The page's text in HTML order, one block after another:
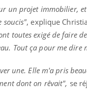
un projet immobilier,
soucis", explique
toutes exigé de faire
Tout ça pour me dire
une. Elle m'a pris
dont on rêvait", se
DE FOOD sur
Coup de food sur le